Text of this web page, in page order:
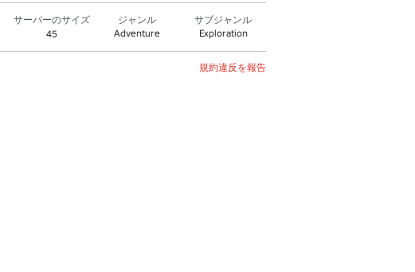
サーバーのサイズ
45
ジャンル
Adventure
サブジャンル
Exploration
規約違反を報告